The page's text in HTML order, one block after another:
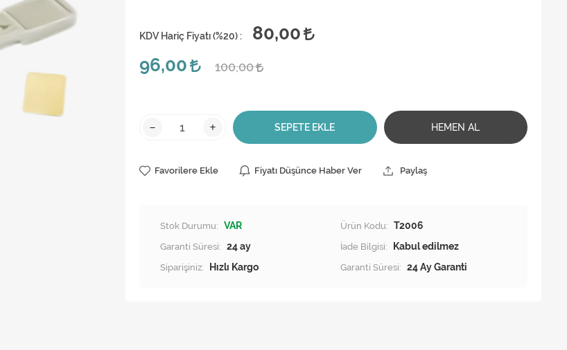
KDV Hariç Fiyatı (%20) :
80,00
96,00
100,00
- + SEPETE EKLE HEMEN AL
Favorilere Ekle Fiyatı Düşünce Haber Ver Paylaş
Stok Durumu: VAR Ürün Kodu: T2006
Garanti Süresi: 24 ay
İade Bilgisi:
Siparişiniz:
Hızlı Kargo Garanti Süresi: 24 Ay Garanti